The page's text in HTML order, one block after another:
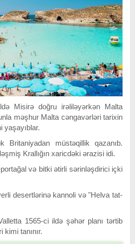
Misirə doğru irəliləyərkən Malta
məşhur Malta cəngavərləri tarixin
yaşayıblar.
Britaniyadan müstəqillik qazanıb.
Krallığın xaricdəki ərazisi idi.
və bitki ətirli sərinləşdirici içki
desertlərinə kannoli və "Helva tat-
1565-ci ildə şəhər planı tərtib
tanınır.